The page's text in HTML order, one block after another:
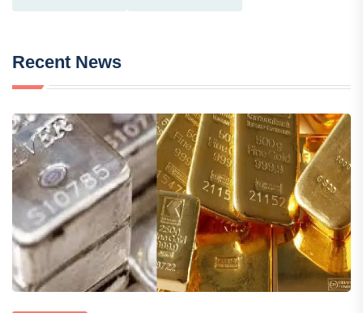
Recent News